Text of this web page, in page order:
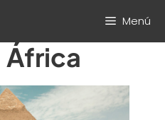
Menú
África